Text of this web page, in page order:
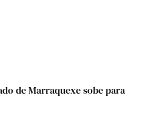
de Marraquexe sobe para